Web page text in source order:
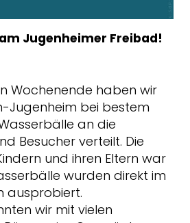
Jugenheimer Freibad!
Wochenende haben wir
Jugenheim bei bestem
an die
Besucher verteilt. Die
und ihren Eltern war
wurden direkt im
ausprobiert.
wir mit vielen